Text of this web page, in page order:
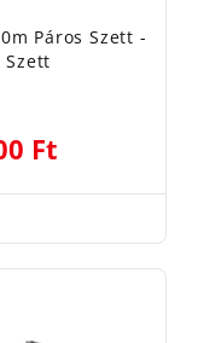
Páros Szett -
Szett
Ft